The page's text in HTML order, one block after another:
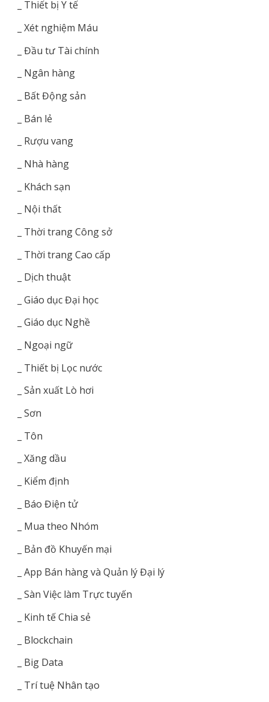
_ Thiết bị Y tế
_ Xét nghiệm Máu
_ Đầu tư Tài chính
_ Ngân hàng
_ Bất Động sản
_ Bán lẻ
_ Rượu vang
_ Nhà hàng
_ Khách sạn
_ Nội thất
_ Thời trang Công sở
_ Thời trang Cao cấp
_ Dịch thuật
_ Giáo dục Đại học
_ Giáo dục Nghề
_ Ngoại ngữ
_ Thiết bị Lọc nước
_ Sản xuất Lò hơi
_ Sơn
_ Tôn
_ Xăng dầu
_ Kiểm định
_ Báo Điện tử
_ Mua theo Nhóm
_ Bản đồ Khuyến mại
_ App Bán hàng và Quản lý Đại lý
_ Sàn Việc làm Trực tuyến
_ Kinh tế Chia sẻ
_ Blockchain
_ Big Data
_ Trí tuệ Nhân tạo